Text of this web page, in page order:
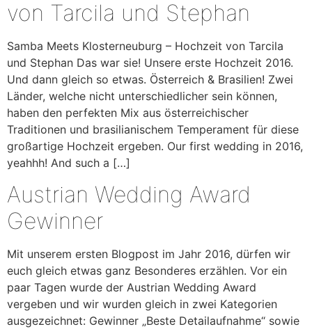
von Tarcila und Stephan
Samba Meets Klosterneuburg – Hochzeit von Tarcila
und Stephan Das war sie! Unsere erste Hochzeit 2016.
Und dann gleich so etwas. Österreich & Brasilien! Zwei
Länder, welche nicht unterschiedlicher sein können,
haben den perfekten Mix aus österreichischer
Traditionen und brasilianischem Temperament für diese
großartige Hochzeit ergeben. Our first wedding in 2016,
yeahhh! And such a […]
Austrian Wedding Award
Gewinner
Mit unserem ersten Blogpost im Jahr 2016, dürfen wir
euch gleich etwas ganz Besonderes erzählen. Vor ein
paar Tagen wurde der Austrian Wedding Award
vergeben und wir wurden gleich in zwei Kategorien
ausgezeichnet: Gewinner „Beste Detailaufnahme“ sowie